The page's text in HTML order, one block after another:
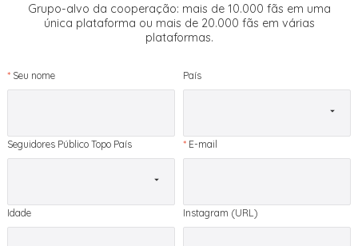
Grupo-alvo da cooperação: mais de 10.000 fãs em uma
única plataforma ou mais de 20.000 fãs em várias
plataformas.
* Seu nome País
Seguidores Público Topo País * E-mail
Idade Instagram (URL)